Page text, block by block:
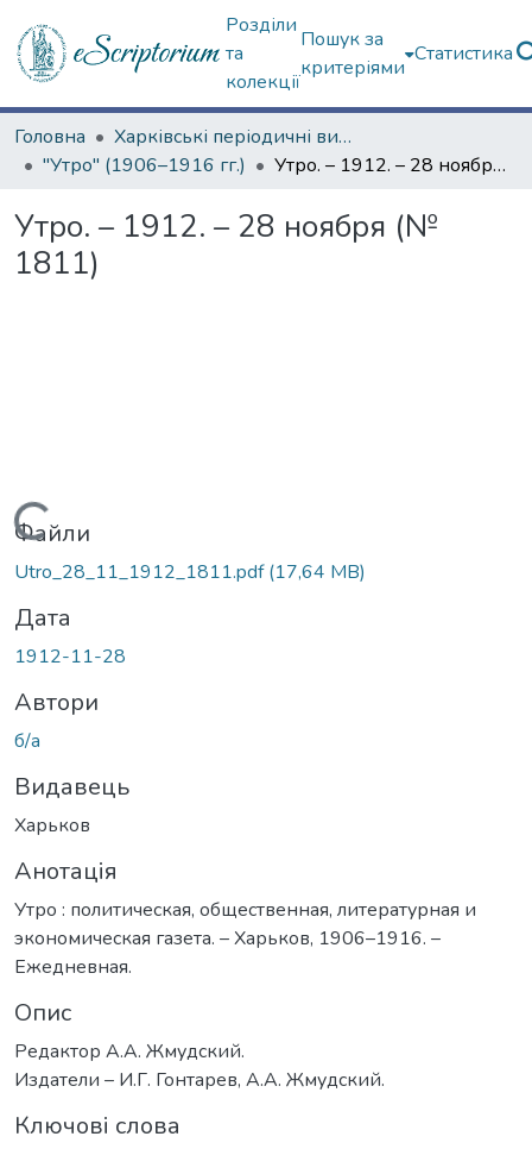
Розділи
та
колекції
Пошук за
критеріями
Статистика
Головна
Харківські періодичні видання
"Утро" (1906–1916 гг.)
Утро. – 1912. – 28 ноября (№ 1811)
Утро. – 1912. – 28 ноября (№
1811)
Вантажиться...
Файли
Utro_28_11_1912_1811.pdf(17,64 MB)
Дата
1912-11-28
Автори
б/а
Видавець
Харьков
Анотація
Утро : политическая, общественная, литературная и
экономическая газета. – Харьков, 1906–1916. –
Ежедневная.
Опис
Редактор А.А. Жмудский.
Издатели – И.Г. Гонтарев, А.А. Жмудский.
Ключові слова